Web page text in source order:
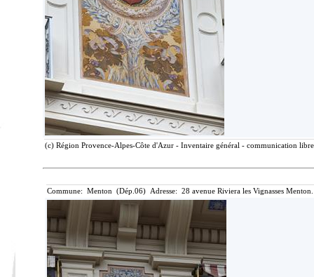
(c) Région Provence-Alpes-Côte d'Azur - Inventaire général - communication
Commune: Menton (Dép.06) Adresse: 28 avenue Riviera les Vignasses